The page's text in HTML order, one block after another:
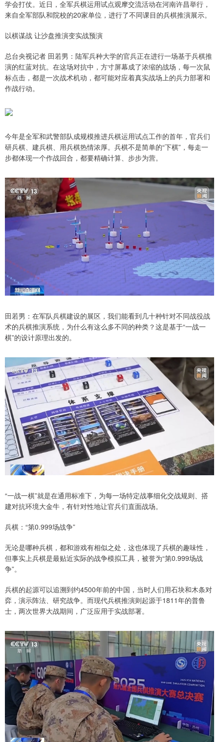
学会打仗。近日，全军兵棋运用试点观摩交流活动在河南许昌举行，
来自全军部队和院校的20家单位，进行了不同课目的兵棋推演展示。
以棋谋战 让沙盘推演变实战预演
总台央视记者 田若男：陆军兵种大学的官兵正在进行一场基于兵棋推
演的红蓝对抗。在这场对抗中，方寸屏幕成了浓缩的战场，每一次鼠
标点击，都是一次战术机动，都可能对应着真实战场上的兵力部署和
作战行动。
今年是全军和武警部队成规模推进兵棋运用试点工作的首年，官兵们
研兵棋、建兵棋、用兵棋热情浓厚。兵棋不是简单的“下棋”，每走一
步都体现一个作战回合，都要精确计算、步步为营。
田若男：在军队兵棋建设的展区，我们能看到几十种针对不同战役战
术的兵棋推演系统，为什么有这么多不同的种类？这是基于“一战一
棋”的设计原理出发的。
“一战一棋”就是在通用标准下，为每一场特定战事细化交战规则、搭
建对抗环境大金牛，有针对性地让官兵们直面战场。
兵棋：“第0.999场战争”
无论是哪种兵棋，都和游戏有相似之处，这也体现了兵棋的趣味性，
但事实上兵棋是最贴近实际的战争模拟工具，被誉为“第0.999场战
争”。
兵棋的起源可以追溯到约4500年前的中国，当时人们用石块和木条对
弈，演示阵法、研究战争。而现代兵棋推演则起源于1811年的普鲁
士，两次世界大战期间，广泛应用于实战部署。